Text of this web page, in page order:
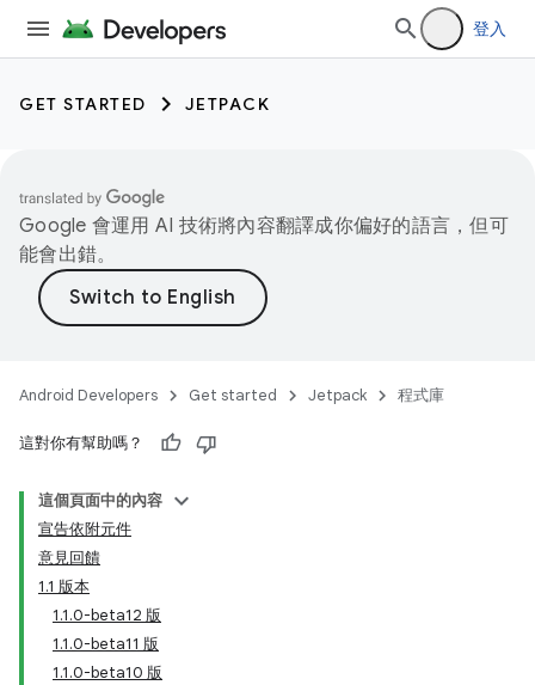
登入
GET STARTED JETPACK
Google 會運用 AI 技術將內容翻譯成你偏好的語言，但可
能會出錯。
Android Developers Get started Jetpack 程式庫
這對你有幫助嗎？
這個頁面中的內容
宣告依附元件
意見回饋
1.1 版本
1.1.0-beta12 版
1.1.0-beta11 版
1.1.0-beta10 版